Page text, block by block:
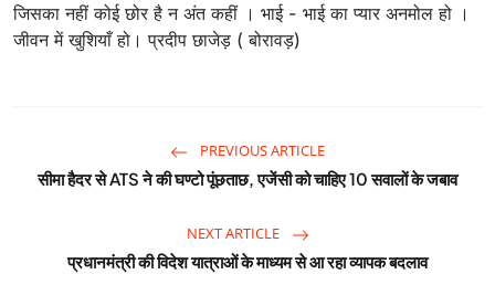
जिसका नहीं कोई छोर है न अंत कहीं । भाई - भाई का प्यार अनमोल हो ।
जीवन में खुशियाँ हो। प्रदीप छाजेड़ ( बोरावड़)
PREVIOUS ARTICLE
सीमा हैदर से ATS ने की घण्टो पूंछताछ, एजेंसी को चाहिए 10 सवालों के जबाव
NEXT ARTICLE
प्रधानमंत्री की विदेश यात्राओं के माध्यम से आ रहा व्यापक बदलाव